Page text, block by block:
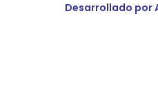
Desarrollado por